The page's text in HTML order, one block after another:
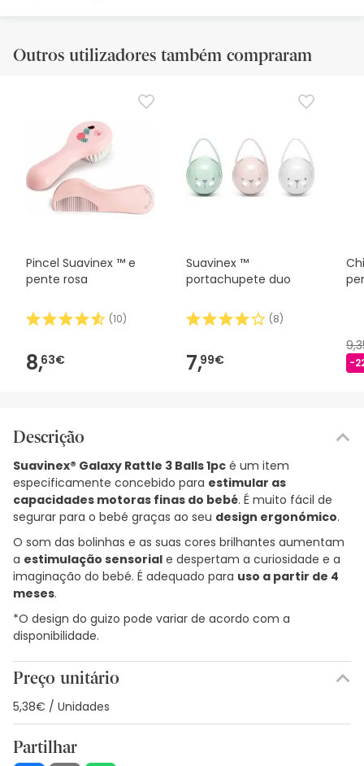
Outros utilizadores também compraram
Pincel Suavinex ™ e
pente rosa
(10)
8,63€
Suavinex ™
portachupete duo
(8)
7,99€ -
Descrição
Suavinex® Galaxy Rattle 3 Balls 1pc é um item
especificamente concebido para estimular as
capacidades motoras finas do bebé. É muito fácil de
segurar para o bebé graças ao seu design ergonómico.
O som das bolinhas e as suas cores brilhantes aumentam
a estimulação sensorial e despertam a curiosidade e a
imaginação do bebé. É adequado para uso a partir de 4
meses.
*O design do guizo pode variar de acordo com a
disponibilidade.
Preço unitário
5,38€ / Unidades
Partilhar